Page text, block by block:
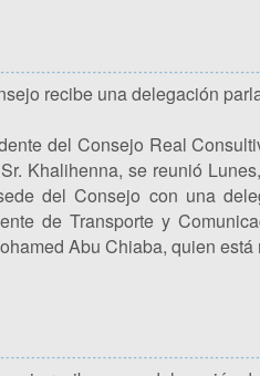
recibe una delegación
del Consejo Real
Khalihenna, se reunió
del Consejo con una
de Transporte y
Abu Chiaba, quien